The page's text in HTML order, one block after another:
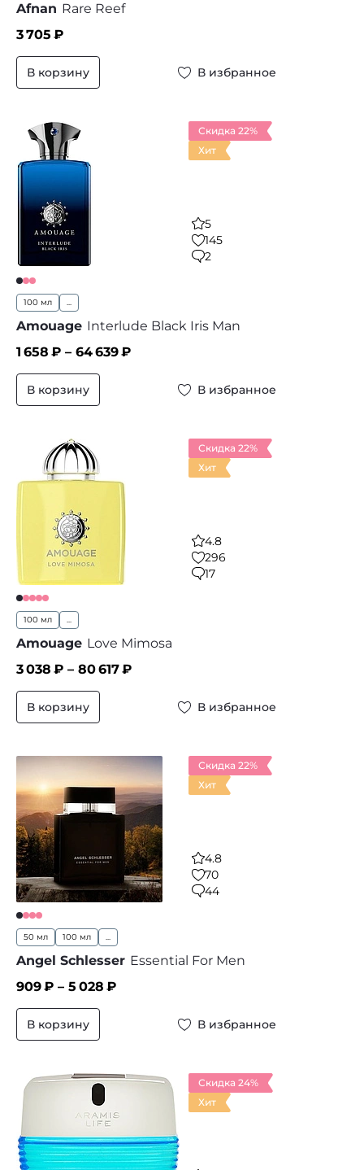
Afnan Rare Reef
3 705 ₽
В корзину В избранное
Скидка 22%
Хит
5
145
2
100 мл ...
Amouage Interlude Black Iris Man
1 658 ₽ – 64 639₽
В корзину В избранное
Скидка 22%
Хит
4.8
296
17
100 мл ...
Amouage Love Mimosa
3 038 ₽ – 80 617₽
В корзину В избранное
Скидка 22%
Хит
4.8
70
44
50 мл 100 мл ...
Angel Schlesser Essential For Men
909₽ – 5 028 ₽
В корзину В избранное
Скидка 24%
Хит